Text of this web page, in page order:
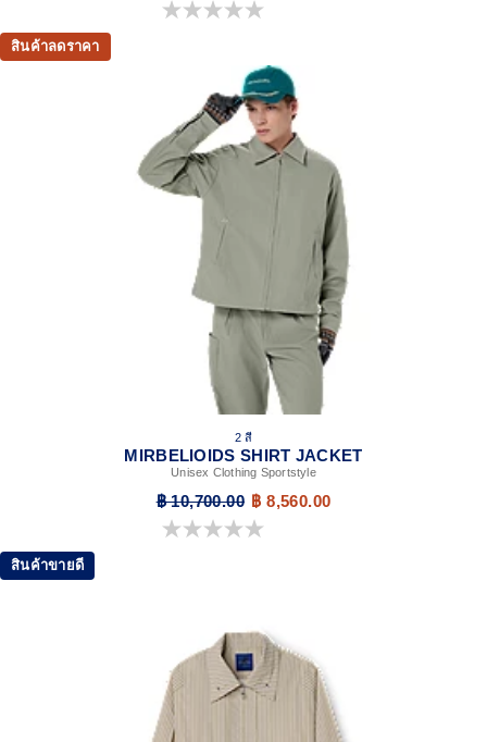
0.0 จาก 5 ดาว
สินค้าลดราคา
2 สี
MIRBELIOIDS SHIRT JACKET
Unisex Clothing Sportstyle
฿ 10,700.00 ฿ 8,560.00
0.0 จาก 5 ดาว
สินค้าขายดี